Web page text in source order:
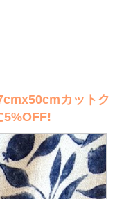
カットク